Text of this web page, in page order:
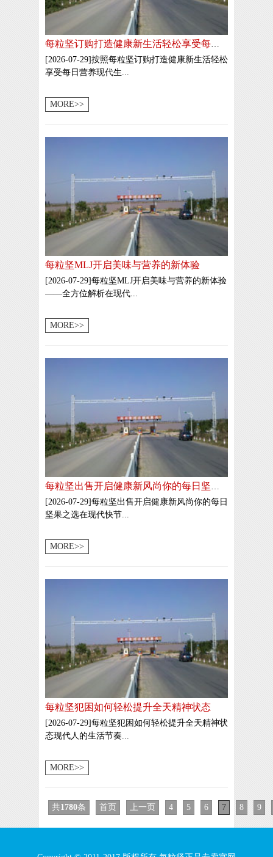
[2026-07-29]按照每粒坚订购打造健康新生活轻松
享受每日营养现代生...
MORE>>
每粒坚MLJ开启美味与营养的新体验
[2026-07-29]每粒坚MLJ开启美味与营养的新体验
——全方位解析在现代...
MORE>>
[2026-07-29]每粒坚出售开启健康新风尚你的每日
坚果之选在现代快节...
MORE>>
每粒坚犯困如何轻松提升全天精神状态
[2026-07-29]每粒坚犯困如何轻松提升全天精神状
态现代人的生活节奏...
MORE>>
共1780条 首页 上一页 4 5 6 7 8 9